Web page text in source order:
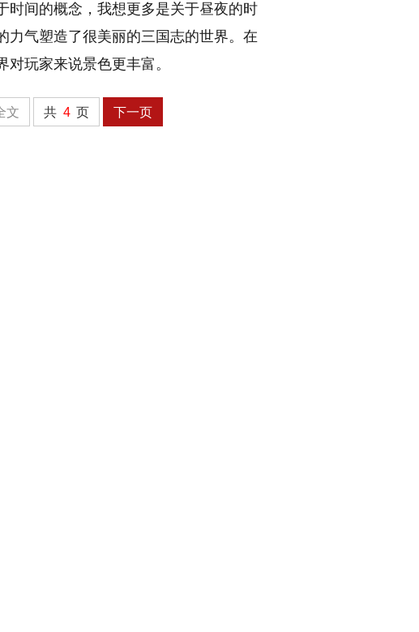
时间的概念，我想更多是关于昼夜的时
力气塑造了很美丽的三国志的世界。在
玩家来说景色更丰富。
文 共 4 页 下一页